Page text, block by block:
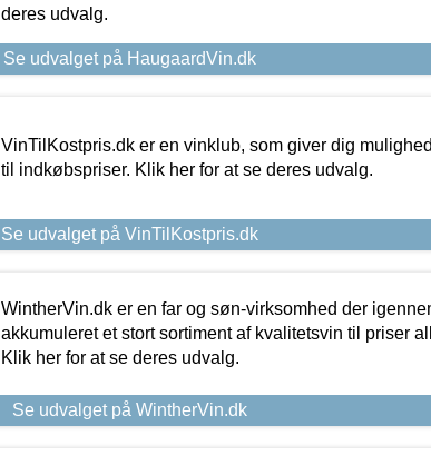
deres udvalg.
Se udvalget på HaugaardVin.dk
VinTilKostpris.dk er en vinklub, som giver dig
til indkøbspriser. Klik her for at se deres udvalg.
Se udvalget på VinTilKostpris.dk
WintherVin.dk er en far og søn-virksomhed der
akkumuleret et stort sortiment af kvalitetsvin til priser
Klik her for at se deres udvalg.
Se udvalget på WintherVin.dk